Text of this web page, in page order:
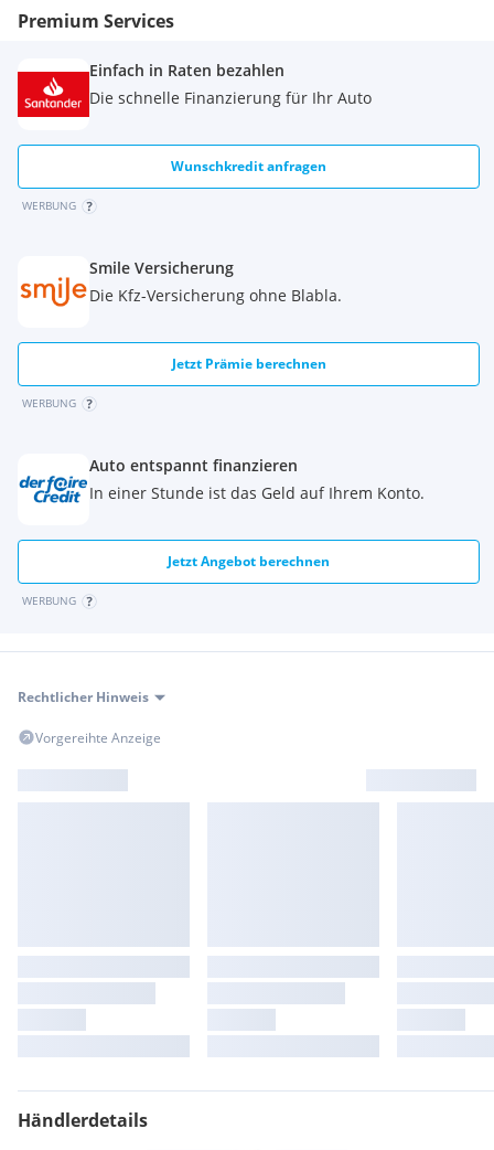
Premium Services
Einfach in Raten bezahlen
Die schnelle Finanzierung für Ihr Auto
Wunschkredit anfragen
WERBUNG
Smile Versicherung
Die Kfz-Versicherung ohne Blabla.
Jetzt Prämie berechnen
WERBUNG
Auto entspannt finanzieren
In einer Stunde ist das Geld auf Ihrem Konto.
Jetzt Angebot berechnen
WERBUNG
Rechtlicher Hinweis
Vorgereihte Anzeige
Händlerdetails